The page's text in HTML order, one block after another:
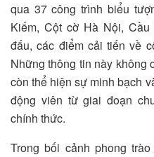
qua 37 công trình biểu
Kiếm, Cột cờ Hà Nội,
đấu, các điểm cải tiến về
Những thông tin này không
còn thể hiện sự minh bạch
động viên từ giai đoạn
chính thức.
Trong bối cảnh phong